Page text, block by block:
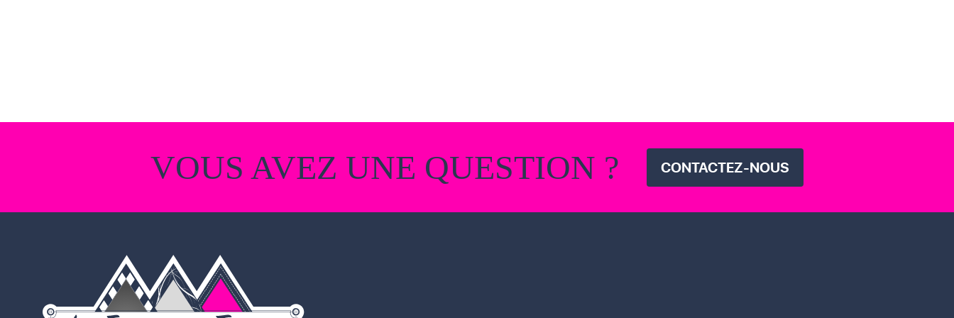
VOUS AVEZ UNE QUESTION ? CONTACTEZ-NOUS